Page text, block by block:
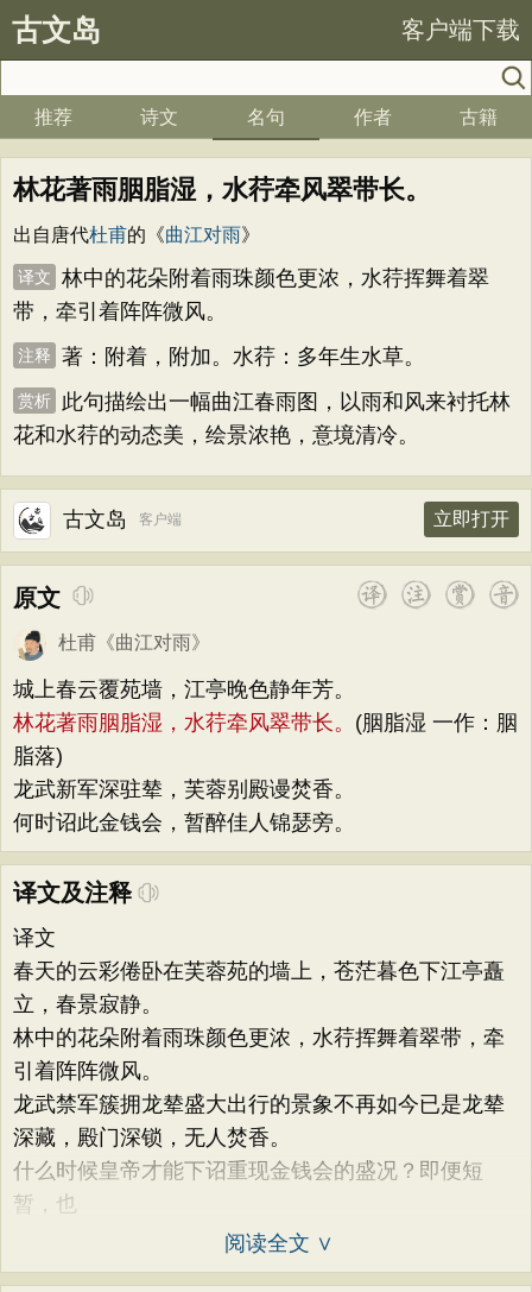
古文岛 客户端下载
推荐 诗文 名句 作者 古籍
林花著雨胭脂湿，水荇牵风翠带长。
出自唐代杜甫的《曲江对雨》
译文
林中的花朵附着雨珠颜色更浓，水荇挥舞着翠
带，牵引着阵阵微风。
注释 著：附着，附加。水荇：多年生水草。
赏析
此句描绘出一幅曲江春雨图，以雨和风来衬托林
花和水荇的动态美，绘景浓艳，意境清冷。
古文岛 客户端 立即打开
原文
杜甫 《曲江对雨》
城上春云覆苑墙，江亭晚色静年芳。
林花著雨胭脂湿，水荇牵风翠带长。 (胭脂湿 一作：胭
脂落)
龙武新军深驻辇，芙蓉别殿谩焚香。
何时诏此金钱会，暂醉佳人锦瑟旁。
译文及注释
译文
春天的云彩倦卧在芙蓉苑的墙上，苍茫暮色下江亭矗
立，春景寂静。
林中的花朵附着雨珠颜色更浓，水荇挥舞着翠带，牵
引着阵阵微风。
龙武禁军簇拥龙辇盛大出行的景象不再如今已是龙辇
深藏，殿门深锁，无人焚香。
什么时候皇帝才能下诏重现金钱会的盛况？即便短
暂，也
阅读全文 ∨